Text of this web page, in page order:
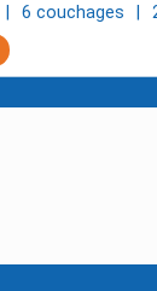
6 couchages